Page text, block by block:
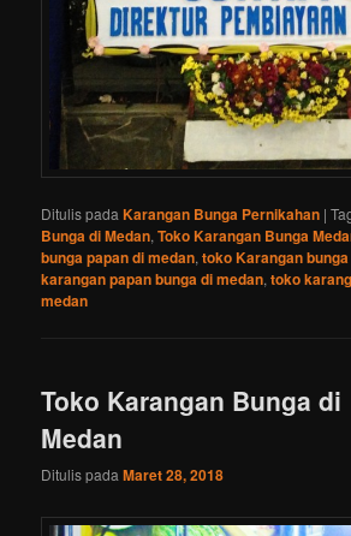
Ditulis padaKarangan Bunga Pernikahan |
Bunga di Medan,Toko Karangan Bunga
bunga papan di medan,toko Karangan
karangan papan bunga di medan,toko
medan
Toko Karangan Bunga di
Medan
Ditulis padaMaret 28, 2018